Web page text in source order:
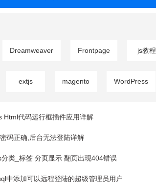
Dreamweaver Frontpage js教程
extjs magento WordPress
Html代码运行框插件应用详解
码正确,后台无法登陆详解
类_标签 分页显示 翻页出现404错误
中添加可以远程登陆的超级管理员用户